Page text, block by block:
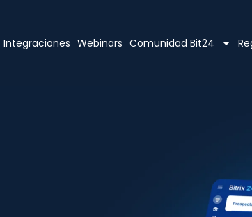
Integraciones Webinars Comunidad Bit24